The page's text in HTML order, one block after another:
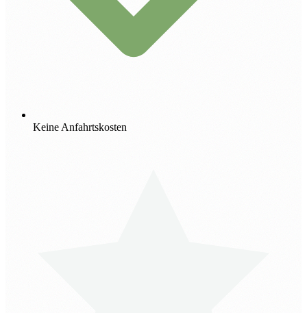
Keine Anfahrtskosten